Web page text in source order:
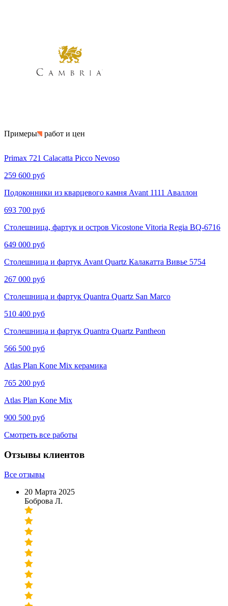
Примеры работ и цен
Primax 721 Calacatta Picco Nevoso
259 600 руб
Подоконники из кварцевого камня Avant 1111 Аваллон
693 700 руб
Столешница, фартук и остров Vicostone Vitoria Regia BQ-6716
649 000 руб
Столешница и фартук Avant Quartz Калакатта Вивье​​​​ 5754
267 000 руб
Столешница и фартук Quantra Quartz San Marco
510 400 руб
Столешница и фартук Quantra Quartz Pantheon
566 500 руб
Atlas Plan Kone Mix керамика
765 200 руб
Atlas Plan Kone Mix
900 500 руб
Смотреть все работы
Отзывы клиентов
Все отзывы
20 Марта 2025
Боброва Л.